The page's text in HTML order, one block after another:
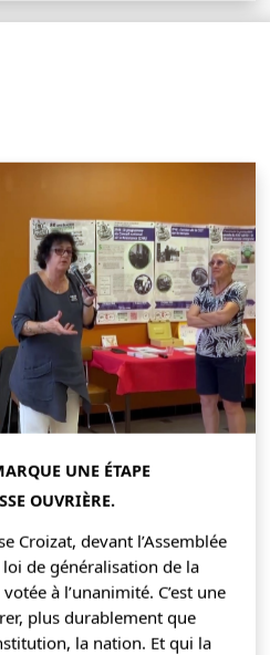
UNE ÉTAPE
OUVRIÈRE.
Croizat, devant l’Assemblée
de généralisation de la
à l’unanimité. C’est une
plus durablement que
la nation. Et qui la